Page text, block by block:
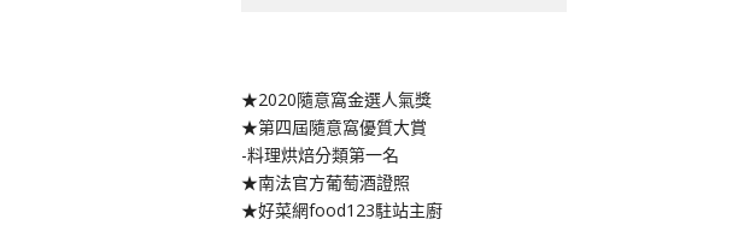
★2020隨意窩金選人氣獎
★第四屆隨意窩優質大賞
-料理烘焙分類第一名
★南法官方葡萄酒證照
★好菜網food123駐站主廚